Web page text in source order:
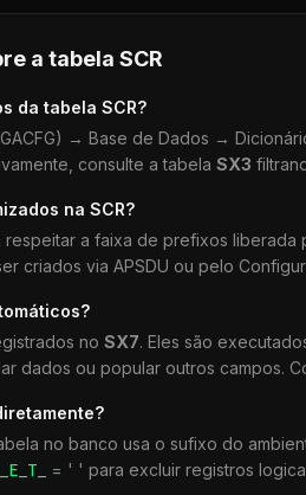
a tabela SCR
da tabela SCR?
→ Base de Dados →
consulte a tabela SX3
na SCR?
respeitar a faixa de prefixos
criados via APSDU ou pelo
no SX7. Eles são
dados ou popular outros campos.
no banco usa o sufixo do
= ' ' para excluir registros